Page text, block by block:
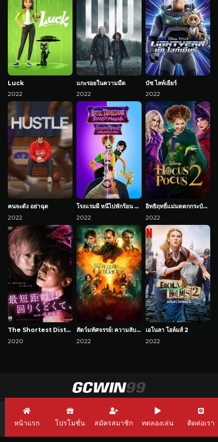
Luck
2022
แกะรอยในความมืด
2022
บัซ ไลท์เยียร์
2022
คนจะดัง อย่าฉุด
2022
โรงแรมผี หนีไปพักร้อน 4: เปลี่ยนร่างไปป่วนโลก
2022
อิทธิฤทธิ์แม่มดตกกระป๋อง 2
2022
The Shortest Distance is Round 3: Fallen Flowers
2020
สัตว์มหัศจรรย์: ความลับของดัมเบิลดอร์
2022
เอโนลา โฮล์มส์ 2
2022
GCWin99 เว็บพนัน Link GCWin99 GCWin99 Casino
หน้าแรก โปรโมชั่น สมัครสมาชิก ทดลองเล่น ติดต่อเรา